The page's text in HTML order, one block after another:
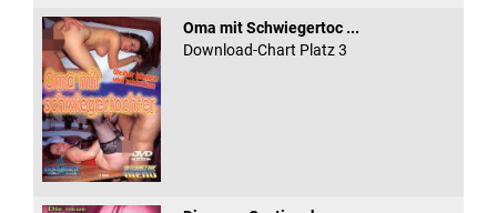
Oma mit Schwiegertoc ...
Download-Chart Platz 3